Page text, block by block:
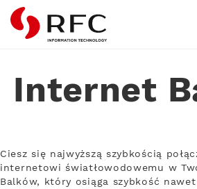
RFC
Internet
Ciesz się najwyższą szybkością
internetowi światłowodowemu w
Balków, który osiąga szybkość